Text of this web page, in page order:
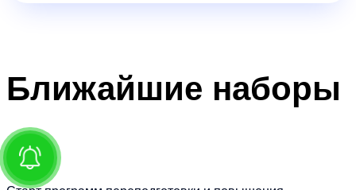
Ближайшие наборы